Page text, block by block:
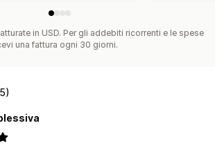
in USD. Per gli addebiti ricorrenti e le spese
una fattura ogni 30 giorni.